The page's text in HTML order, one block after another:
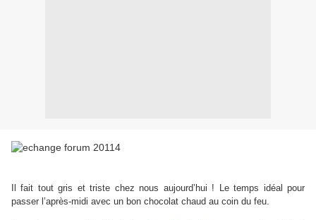
Il fait tout gris et triste chez nous aujourd’hui ! Le temps idéal pour
passer l’après-midi avec un bon chocolat chaud au coin du feu.